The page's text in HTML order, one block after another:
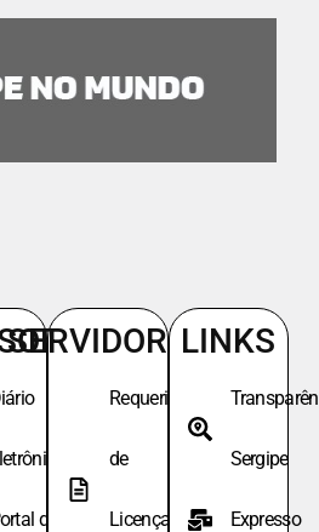
do
SERVIDORES
Requeri.
de
Licença
LINKS
Sergipe
Expresso